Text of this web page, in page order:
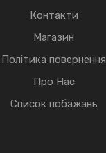
Контакти
Магазин
Політика повернення
Про Нас
Список побажань